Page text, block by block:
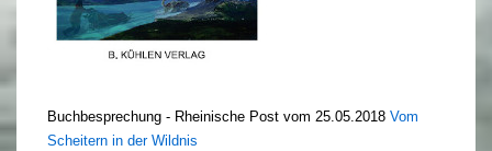
Buchbesprechung - Rheinische Post vom 25.05.2018 Vom
Scheitern in der Wildnis